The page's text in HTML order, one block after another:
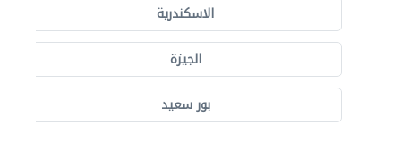
الاسكندرية
الجيزة
بور سعيد